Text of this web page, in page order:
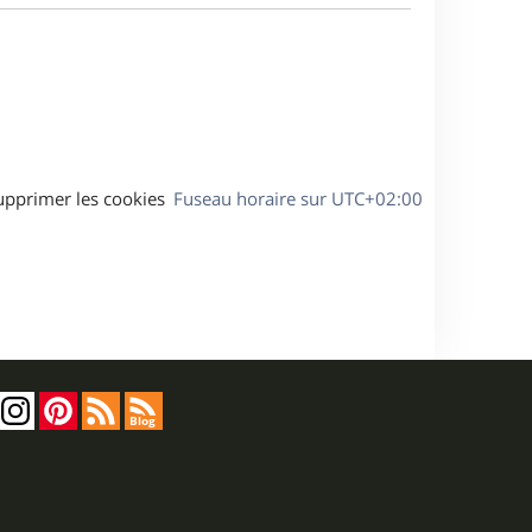
Fuseau horaire sur UTC+02:00
les cookies